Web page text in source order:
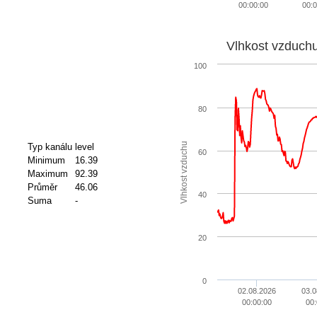
00:00:00
Typ kanálu level
Minimum
16.39
Maximum
92.39
Průměr
46.06
Suma
- Vlhkost vzduchu
Vlhkost
02.08.2026
00:00:00
0
20
40
60
80
100